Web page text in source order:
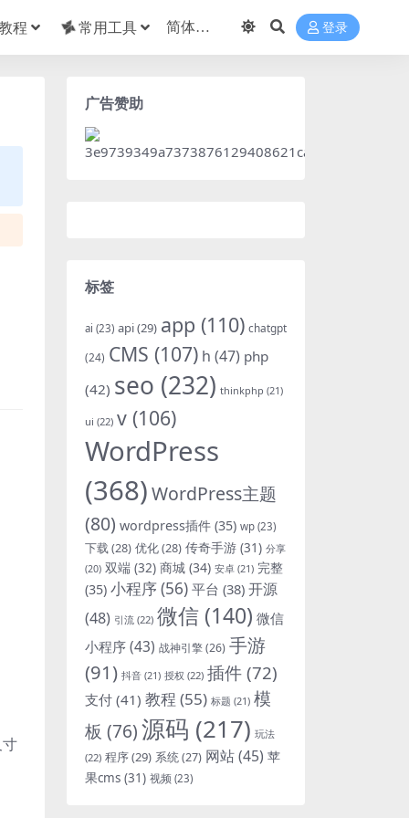
程 常用工具 登录
广告赞助
标签
ai (23) api(29) app (110) chatgpt
(24) CMS (107) h (47) php
(42) seo (232) thinkphp (21)
ui (22) v (106)
WordPress
(368)WordPress主题
(80) wordpress插件 (35) wp (23)
下载(28) 优化(28) 传奇手游 (31) 分享
(20) 双端 (32) 商城 (34) 安卓 (21) 完整
(35) 小程序(56) 平台 (38) 开源
(48) 引流 (22) 微信 (140) 微信
小程序(43) 战神引擎(26) 手游
(91) 抖音 (21) 授权 (22) 插件 (72)
支付 (41) 教程 (55) 标题 (21) 模
板 (76)源码 (217) 玩法
(22) 程序(29) 系统(27) 网站(45) 苹
果cms (31) 视频 (23)